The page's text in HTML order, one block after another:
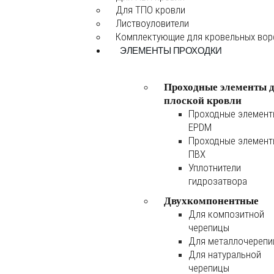
Для ТПО кровли
Листвоуловители
Комплектующие для кровельных
ЭЛЕМЕНТЫ ПРОХОДКИ
Проходные элементы
плоской кровли
Проходные
EPDM
Проходные
ПВХ
Уплотнители
гидрозатвора
Двухкомпонентные
Для композитной
черепицы
Для
Для натуральной
черепицы